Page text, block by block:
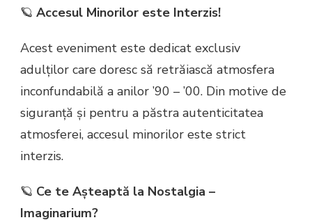
🪐 Accesul Minorilor este Interzis!
Acest eveniment este dedicat exclusiv
adulților care doresc să retrăiască atmosfera
inconfundabilă a anilor ’90 – ’00. Din motive de
siguranță și pentru a păstra autenticitatea
atmosferei, accesul minorilor este strict
interzis.
🪐 Ce te Așteaptă la Nostalgia –
Imaginarium?